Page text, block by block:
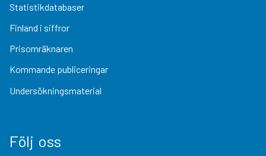
Statistikdatabaser
Finland i siffror
Prisomräknaren
Kommande publiceringar
Undersökningsmaterial
Följ oss